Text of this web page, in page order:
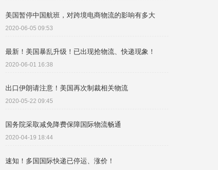
美国暂停中国航班，对跨境电商物流的影响有多大
2020-06-05 09:53
最新！美国暴乱升级！已出现抢物流、快递现象！
2020-06-01 16:38
出口伊朗请注意！美国再次制裁相关物流
2020-05-22 09:45
国务院采取减免降费保障国际物流畅通
2020-04-19 18:44
速知！多国国际快递已停运、涨价！